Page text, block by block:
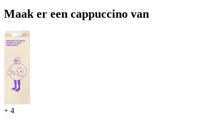
Maak er een cappuccino van
+ 4